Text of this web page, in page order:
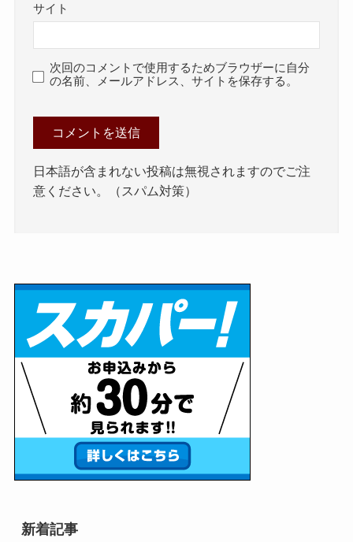
サイト
次回のコメントで使用するためブラウザーに自分
の名前、メールアドレス、サイトを保存する。
日本語が含まれない投稿は無視されますのでご注
意ください。（スパム対策）
新着記事